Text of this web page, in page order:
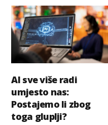
AI sve više radi
umjesto nas:
Postajemo li zbog
toga gluplji?